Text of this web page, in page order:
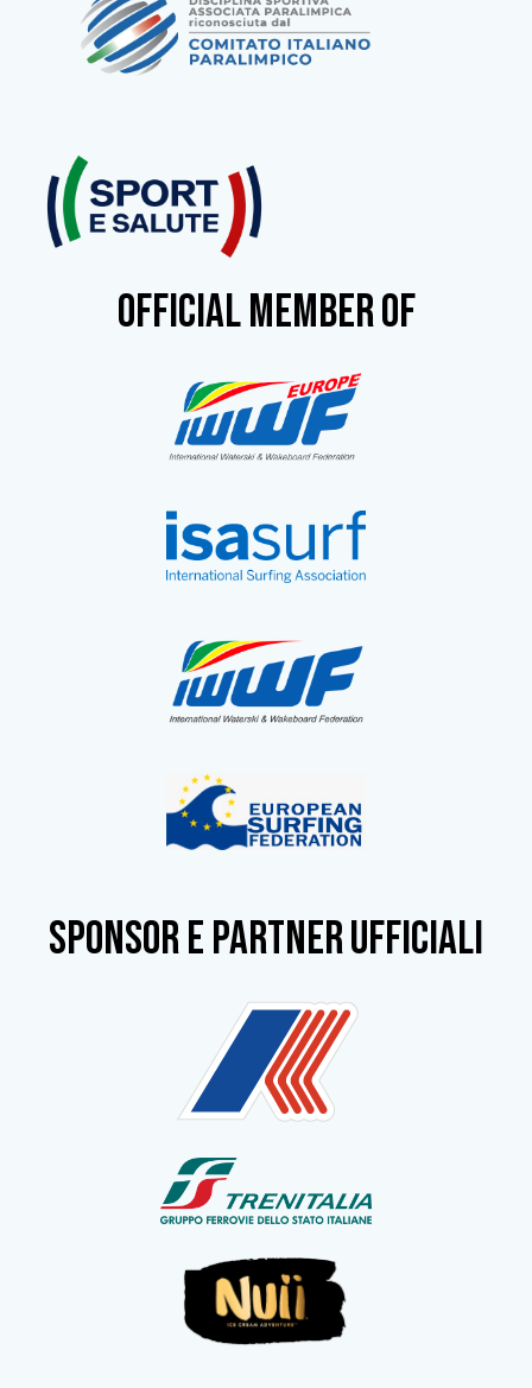
OFFICIAL MEMBER OF
SPONSOR e partner ufficiali